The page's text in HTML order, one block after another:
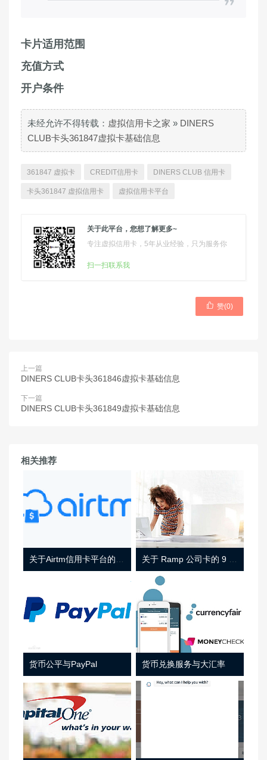
卡片适用范围
充值方式
开户条件
未经允许不得转载： 虚拟信用卡之家 » DINERS
CLUB卡头361847虚拟卡基础信息
361847 虚拟卡 CREDIT信用卡 DINERS CLUB 信用卡
卡头361847 虚拟信用卡 虚拟信用卡平台
关于此平台，您想了解更多~
专注虚拟信用卡，5年从业经验，只为服务你
扫一扫联系我
 赞(0)
上一篇
DINERS CLUB卡头361846虚拟卡基础信息
下一篇
DINERS CLUB卡头361849虚拟卡基础信息
相关推荐
货币公平与PayPal 货币兑换服务与大汇率